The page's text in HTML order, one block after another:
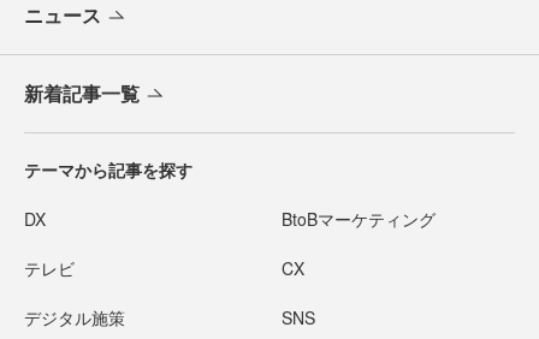
ニュース
新着記事一覧
テーマから記事を探す
DX BtoBマーケティング
テレビ CX
デジタル施策 SNS